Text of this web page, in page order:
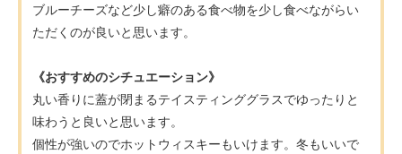
ブルーチーズなど少し癖のある食べ物を少し食べながらい
ただくのが良いと思います。
《おすすめのシチュエーション》
丸い香りに蓋が閉まるテイスティンググラスでゆったりと
味わうと良いと思います。
個性が強いのでホットウィスキーもいけます。冬もいいで